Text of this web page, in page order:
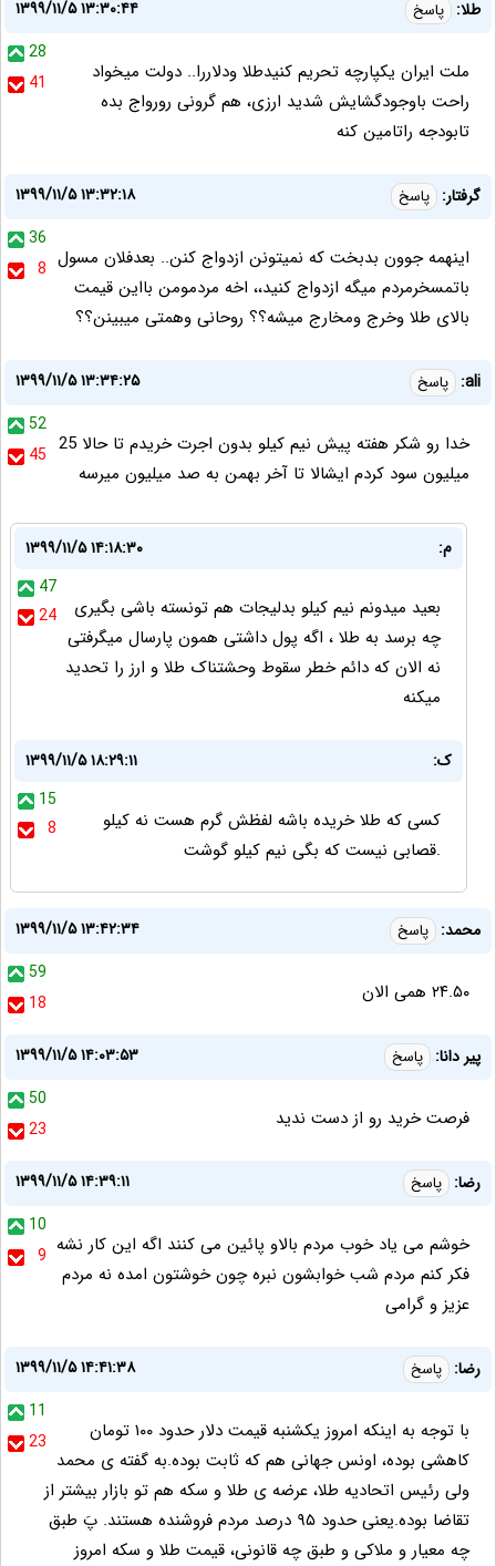
طلا: پاسخ
۱۳۹۹/۱۱/۵ ۱۳:۳۰:۴۴
28
41
ملت ایران یکپارچه تحریم کنیدطلا ودلاررا.. دولت میخواد
راحت باوجودگشایش شدید ارزی، هم گرونی رورواج بده
تابودجه راتامین کنه
گرفتار: پاسخ
۱۳۹۹/۱۱/۵ ۱۳:۳۲:۱۸
36
8 اینهمه جوون بدبخت که نمیتونن ازدواج کنن.. بعدفلان مسول
باتمسخرمردم میگه ازدواج کنید،، اخه مردمومن بااین قیمت
بالای طلا وخرج ومخارج میشه؟؟ روحانی وهمتی میبینن؟؟
ali: پاسخ
۱۳۹۹/۱۱/۵ ۱۳:۳۴:۲۵
52
45 خدا رو شکر هفته پیش نیم کیلو بدون اجرت خریدم تا حالا 25
میلیون سود کردم ایشالا تا آخر بهمن به صد میلیون میرسه
م:
۱۳۹۹/۱۱/۵ ۱۴:۱۸:۳۰
47
24
بعید میدونم نیم کیلو بدلیجات هم تونسته باشی بگیری
چه برسد به طلا ، اگه پول داشتی همون پارسال میگرفتی
نه الان که دائم خطر سقوط وحشتناک طلا و ارز را تحدید
میکنه
ک:
۱۳۹۹/۱۱/۵ ۱۸:۲۹:۱۱
15
8
کسی که طلا خریده باشه لفظش گرم هست نه کیلو
.قصابی نیست که بگی نیم کیلو گوشت
محمد: پاسخ
۱۳۹۹/۱۱/۵ ۱۳:۴۲:۳۴
59
18
۲۴.۵۰ همی الان
پیر دانا: پاسخ
۱۳۹۹/۱۱/۵ ۱۴:۰۳:۵۳
50
23
فرصت خرید رو از دست ندید
رضا: پاسخ
۱۳۹۹/۱۱/۵ ۱۴:۳۹:۱۱
10
9 خوشم می یاد خوب مردم بالاو پائین می کنند اگه این کار نشه
فکر کنم مردم شب خوابشون نبره چون خوشتون امده نه مردم
عزیز و گرامی
رضا: پاسخ
۱۳۹۹/۱۱/۵ ۱۴:۴۱:۳۸
11
23
با توجه به اینکه امروز یکشنبه قیمت دلار حدود ۱۰۰ تومان
کاهشی بوده، اونس جهانی هم که ثابت بوده.به گفته ی محمد
ولی رئیس اتحادیه طلا، عرضه ی طلا و سکه هم تو بازار بیشتر از
تقاضا بوده.یعنی حدود ۹۵ درصد مردم فروشنده هستند. پَ طبق
چه معیار و ملاکی و طبق چه قانونی، قیمت طلا و سکه امروز